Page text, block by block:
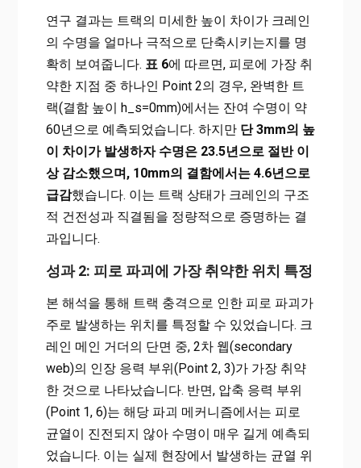
연구 결과는 트랙의 미세한 높이 차이가 크레인
의 수명을 얼마나 극적으로 단축시키는지를 명
확히 보여줍니다. 표 6에 따르면, 피로에 가장 취
약한 지점 중 하나인 Point 2의 경우, 완벽한 트
랙(결함 높이 h_s=0mm)에서는 잔여 수명이 약
60년으로 예측되었습니다. 하지만 단 3mm의 높
이 차이가 발생하자 수명은 23.5년으로 절반 이
상 감소했으며, 10mm의 결함에서는 4.6년으로
급감했습니다. 이는 트랙 상태가 크레인의 구조
적 건전성과 직결됨을 정량적으로 증명하는 결
과입니다.
성과 2: 피로 파괴에 가장 취약한 위치 특정
본 해석을 통해 트랙 충격으로 인한 피로 파괴가
주로 발생하는 위치를 특정할 수 있었습니다. 크
레인 메인 거더의 단면 중, 2차 웹(secondary
web)의 인장 응력 부위(Point 2, 3)가 가장 취약
한 것으로 나타났습니다. 반면, 압축 응력 부위
(Point 1, 6)는 해당 파괴 메커니즘에서는 피로
균열이 진전되지 않아 수명이 매우 길게 예측되
었습니다. 이는 실제 현장에서 발생하는 균열 위